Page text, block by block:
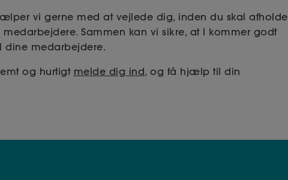
vi gerne med at vejlede dig, inden du skal afholde
Sammen kan vi sikre, at I kommer godt
dine medarbejdere.
og hurtigt melde dig ind, og få hjælp til din